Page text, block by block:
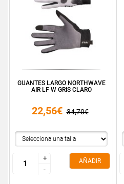
GUANTES LARGO NORTHWAVE
AIR LF W GRIS CLARO
22,56€ 34,70€
+
-
+
-
AÑADIR